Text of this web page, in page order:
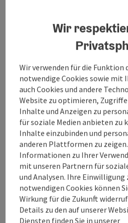
Die Besetzung mit Bläsersatz,
eher bei größeren Bigband-
– daher wird die Gruppe auch
bezeichnet. Mit dabei sind
bekannt sind: Nicola Lam
(Gitarre, Gesang), Jens
Humer (Bass), Peter Favretti
Reisinger (Trompete), Robert
Herbert Kasper (Posaune) und
(Baritonsaxofon).
Der Abend findet in der Gastro
Erdgeschoß statt, einem
Wohnzimmerflair.
Für Erstbesucher:innen:
🔹 Kassa: Bar & Karte
🔹 Ermäßigungen: Jugendticket
auf Kunst und Kultur: okh.or.at/
Wir
Wir verwenden für die Funktion
notwendige Cookies sowie mit
auch Cookies und andere
Website zu optimieren,
Inhalte und Anzeigen zu
für soziale Medien anbieten zu
Inhalte einzubinden und
anderen Plattformen zu
Informationen zu Ihrer
mit unseren Partnern für
und Analysen. Ihre
notwendigen Cookies können
Wirkung für die Zukunft
Details zu den auf unserer
Diensten finden Sie in unserer